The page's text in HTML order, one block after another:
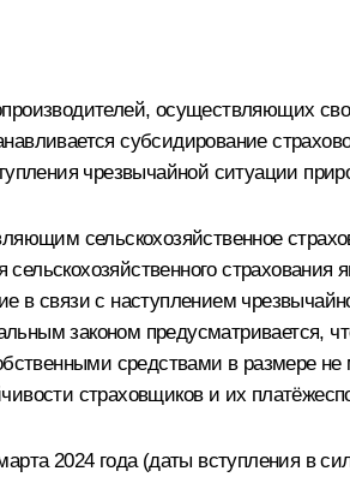
осуществляющих
субсидирование
чрезвычайной ситуации
сельскохозяйственное
в связи с наступлением
законом предусматривается,
средствами в размере
страховщиков и их
2024 года (даты вступления в